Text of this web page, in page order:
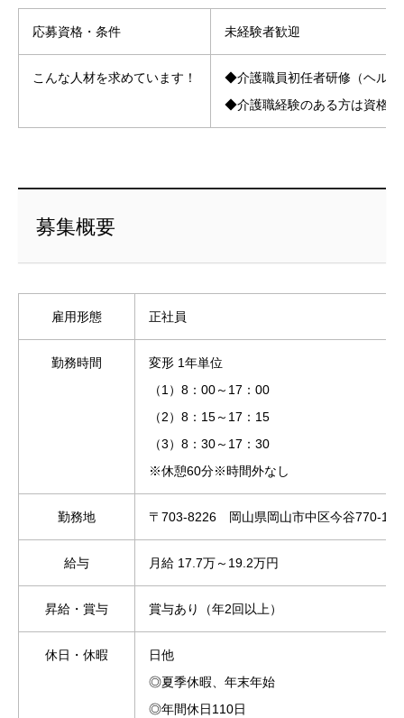
応募資格・条件 未経験者歓迎
こんな人材を求めています！
◆介護職員初任者研修（ヘルパ
◆介護職経験のある方は資格不
募集概要
雇用形態 正社員
勤務時間
変形 1年単位
（1）8：00～17：00
（2）8：15～17：15
（3）8：30～17：30
※休憩60分※時間外なし
勤務地 〒703-8226 岡山県岡山市中区今谷770-1
給与 月給 17.7万～19.2万円
昇給・賞与 賞与あり（年2回以上）
休日・休暇
日他
◎夏季休暇、年末年始
◎年間休日110日